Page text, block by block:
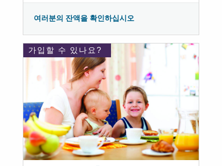
여러분의 잔액을 확인하십시오
가입할 수 있나요?